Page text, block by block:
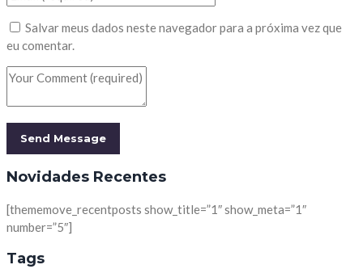
Salvar meus dados neste navegador para a próxima vez que
eu comentar.
Novidades Recentes
[thememove_recentposts show_title=”1″ show_meta=”1″
number=”5″]
Tags